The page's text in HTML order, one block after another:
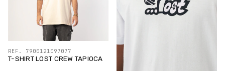
T-SHIRT LOST CREW TAPIOCA
REF. 7900121097077